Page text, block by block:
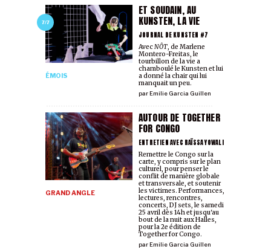
7/7
ET SOUDAIN, AU
KUNSTEN, LA VIE
JOURNAL DE KUNSTEN #7
ÉMOIS
parEmilie Garcia Guillen
AvecNÔT, de Marlene
Montero-Freitas, le
tourbillon de la vie a
chamboulé le Kunsten et lui
a donné la chair qui lui
manquait un peu.
AUTOUR DE TOGETHER
FOR CONGO
ENTRETIEN AVEC RAÏSSA YOWALI
GRAND ANGLE
parEmilie Garcia Guillen
Remettre le Congo sur la
carte, y compris sur le plan
culturel, pour penser le
conflit de manière globale
et transversale, et soutenir
les victimes. Performances,
lectures, rencontres,
concerts, DJ sets, le samedi
25 avril dès 14h et jusqu'au
bout de la nuit aux Halles,
pour la 2e édition de
Together for Congo.